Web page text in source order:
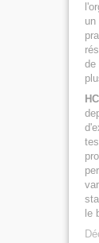
un
de
HCI
le